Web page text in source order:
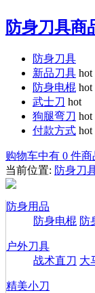
防身刀具商
防身刀具
新品刀具 hot
防身电棍 hot
武士刀 hot
狗腿弯刀 hot
付款方式 hot
购物车中有 0 件商
当前位置: 防身刀
防身用品
防身电棍 防
户外刀具
战术直刀 大
精美小刀